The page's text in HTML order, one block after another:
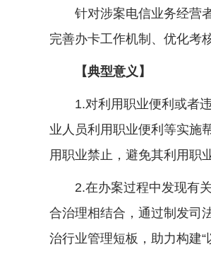
针对涉案电信业务经营者
完善办卡工作机制、优化考
【典型意义】
1.对利用职业便利或者违
业人员利用职业便利等实施
用职业禁止，避免其利用职
2.在办案过程中发现有关
合治理相结合，通过制发司
治行业管理短板，助力构建